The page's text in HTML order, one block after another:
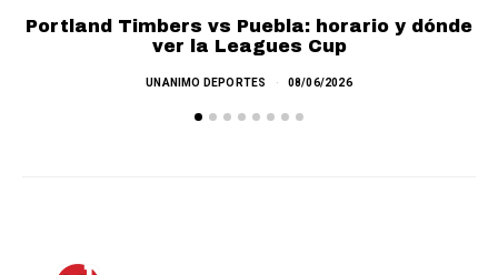
Portland Timbers vs Puebla: horario y dónde
ver la Leagues Cup
UNANIMO DEPORTES 08/06/2026